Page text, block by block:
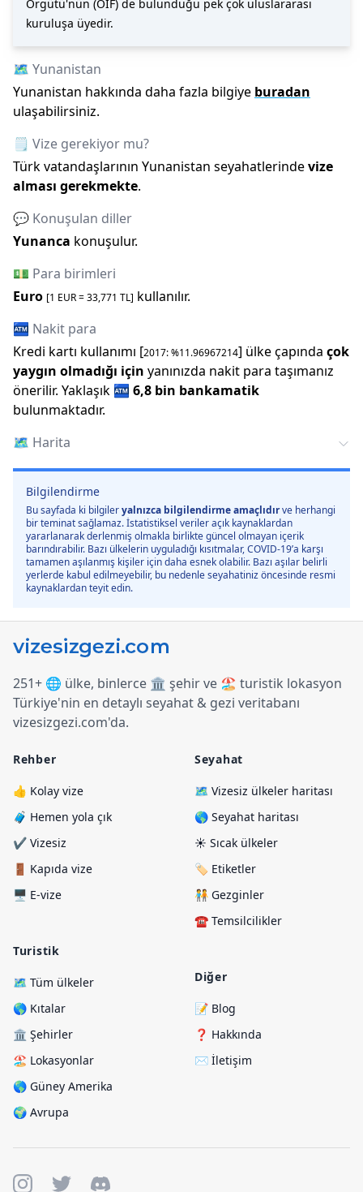
Örgütü'nün (OIF) de bulunduğu pek çok uluslararası
kuruluşa üyedir.
🗺️ Yunanistan
Yunanistan hakkında daha fazla bilgiye buradan
ulaşabilirsiniz.
🗒️ Vize gerekiyor mu?
Türk vatandaşlarının Yunanistan seyahatlerindevize
alması gerekmekte.
💬 Konuşulan diller
Yunanca konuşulur.
💵 Para birimleri
Euro [1 EUR=33,771 TL] kullanılır.
🏧 Nakit para
Kredi kartı kullanımı [2017: %11.96967214] ülke çapında çok
yaygın olmadığı için yanınızda nakit para taşımanız
önerilir. Yaklaşık 🏧 6,8 bin bankamatik
bulunmaktadır.
🗺️ Harita
Bilgilendirme
Bu sayfada ki bilgileryalnızca bilgilendirme amaçlıdırve herhangi
bir teminat sağlamaz. İstatistiksel veriler açık kaynaklardan
yararlanarak derlenmiş olmakla birlikte güncel olmayan içerik
barındırabilir. Bazı ülkelerin uyguladığı kısıtmalar, COVID-19’a karşı
tamamen aşılanmış kişiler için daha esnek olabilir. Bazı aşılar belirli
yerlerde kabul edilmeyebilir, bu nedenle seyahatiniz öncesinde resmi
kaynaklardan teyit edin.
251+ 🌐 ülke, binlerce 🏛️ şehir ve 🏖️ turistik lokasyon
Türkiye'nin en detaylı seyahat & gezi veritabanı
vizesizgezi.com'da.
Rehber
👍 Kolay vize
🧳 Hemen yola çık
✔️ Vizesiz
🚪 Kapıda vize
🖥️ E-vize
Turistik
🗺️ Tüm ülkeler
🌎 Kıtalar
🏛️ Şehirler
🏖️ Lokasyonlar
🌎 Güney Amerika
🌍 Avrupa
Seyahat
🗺️ Vizesiz ülkeler haritası
🌎 Seyahat haritası
☀️ Sıcak ülkeler
🏷️ Etiketler
🧑‍🤝‍🧑 Gezginler
☎️ Temsilcilikler
Diğer
📝 Blog
❓ Hakkında
✉️ İletişim